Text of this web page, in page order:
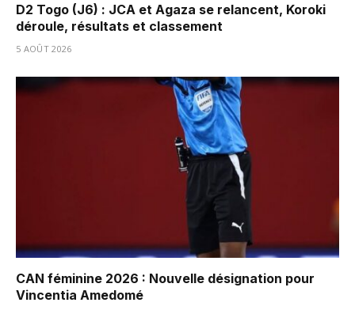
D2 Togo (J6) : JCA et Agaza se relancent, Koroki
déroule, résultats et classement
5 AOÛT 2026
CAN féminine 2026 : Nouvelle désignation pour
Vincentia Amedomé